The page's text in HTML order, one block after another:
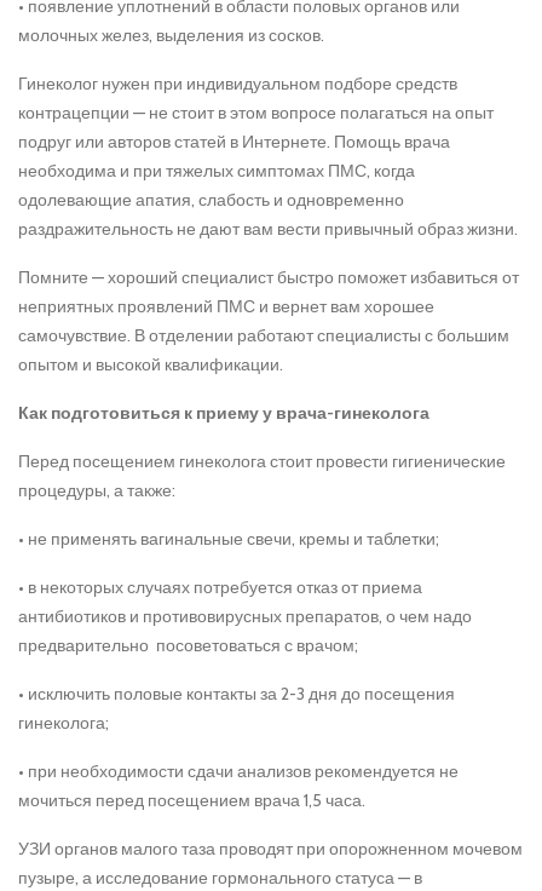
• появление уплотнений в области половых органов или
молочных желез, выделения из сосков.
Гинеколог нужен при индивидуальном подборе средств
контрацепции — не стоит в этом вопросе полагаться на опыт
подруг или авторов статей в Интернете. Помощь врача
необходима и при тяжелых симптомах ПМС, когда
одолевающие апатия, слабость и одновременно
раздражительность не дают вам вести привычный образ жизни.
Помните — хороший специалист быстро поможет избавиться от
неприятных проявлений ПМС и вернет вам хорошее
самочувствие. В отделении работают специалисты с большим
опытом и высокой квалификации.
Как подготовиться к приему у врача-гинеколога
Перед посещением гинеколога стоит провести гигиенические
процедуры, а также:
• не применять вагинальные свечи, кремы и таблетки;
• в некоторых случаях потребуется отказ от приема
антибиотиков и противовирусных препаратов, о чем надо
предварительно посоветоваться с врачом;
• исключить половые контакты за 2-3 дня до посещения
гинеколога;
• при необходимости сдачи анализов рекомендуется не
мочиться перед посещением врача 1,5 часа.
УЗИ органов малого таза проводят при опорожненном мочевом
пузыре, а исследование гормонального статуса — в